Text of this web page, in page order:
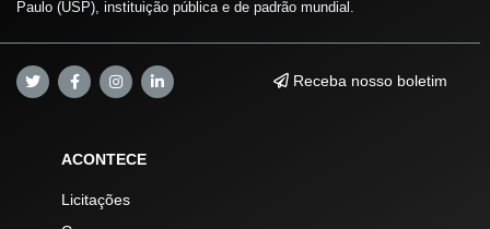
Paulo (USP), instituição pública e de padrão mundial.
Receba nosso boletim
ACONTECE
Licitações